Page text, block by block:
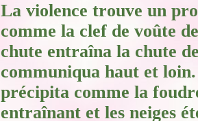
La violence trouve un
comme laclef de voûte
chute entraîna la chute
communiqua haut et
précipita comme la
entraînant et les neiges